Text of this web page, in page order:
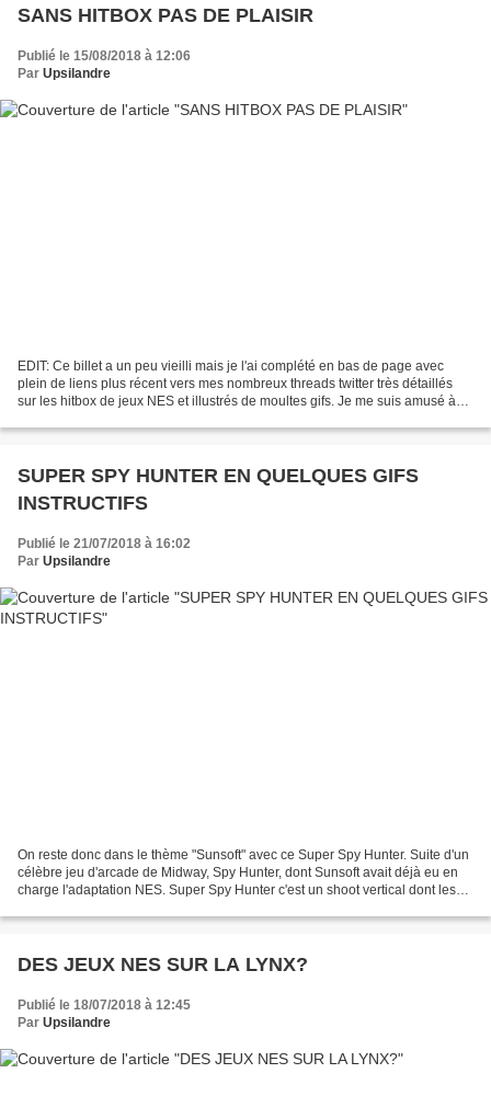
SANS HITBOX PAS DE PLAISIR
Publié le 15/08/2018 à 12:06
Par Upsilandre
EDIT: Ce billet a un peu vieilli mais je l'ai complété en bas de page avec
plein de liens plus récent vers mes nombreux threads twitter très détaillés
sur les hitbox de jeux NES et illustrés de moultes gifs. Je me suis amusé à
SUPER SPY HUNTER EN QUELQUES GIFS
INSTRUCTIFS
Publié le 21/07/2018 à 16:02
Par Upsilandre
On reste donc dans le thème "Sunsoft" avec ce Super Spy Hunter. Suite d'un
célèbre jeu d'arcade de Midway, Spy Hunter, dont Sunsoft avait déjà eu en
charge l'adaptation NES. Super Spy Hunter c'est un shoot vertical dont les
DES JEUX NES SUR LA LYNX?
Publié le 18/07/2018 à 12:45
Par Upsilandre